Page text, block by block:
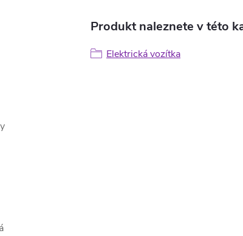
Produkt naleznete v této
Elektrická vozítka